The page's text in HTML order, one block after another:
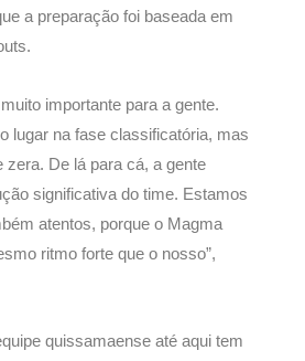
a preparação foi baseada em
importante para a gente.
lugar na fase classificatória, mas
zera. De lá para cá, a gente
significativa do time. Estamos
atentos, porque o Magma
ritmo forte que o nosso”,
quissamaense até aqui tem